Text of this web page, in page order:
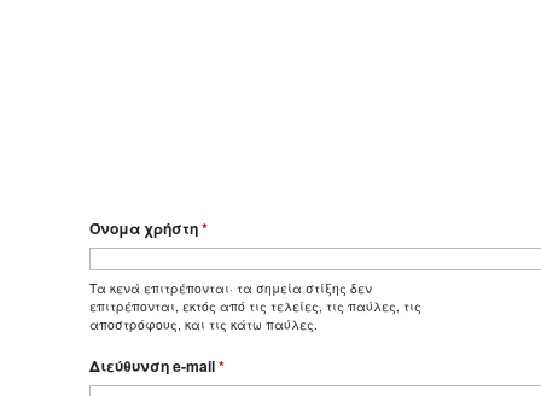
Όνομα χρήστη*
Τα κενά επιτρέπονται· τα σημεία στίξης δεν
επιτρέπονται, εκτός από τις τελείες, τις παύλες, τις
αποστρόφους, και τις κάτω παύλες.
Διεύθυνση e-mail*